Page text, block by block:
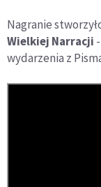
Nagranie
Wielkiej Narracji
wydarzenia z